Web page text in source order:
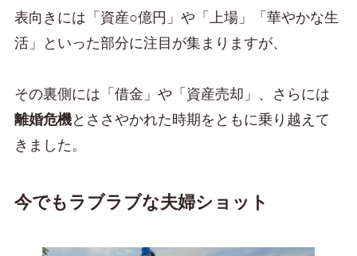
表向きには「資産○億円」や「上場」「華やかな生
活」といった部分に注目が集まりますが、
その裏側には「借金」や「資産売却」、さらには
離婚危機とささやかれた時期をともに乗り越えて
きました。
今でもラブラブな夫婦ショット